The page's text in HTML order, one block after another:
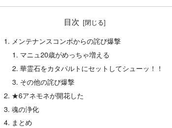
目次
メンテナンスコンボからの詫び爆撃
マニュ20歳がめっちゃ増える
華霊石をカタパルトにセットしてシューッ！！
その他の詫び爆撃
★6アネモネが開花した
魂の浄化
まとめ